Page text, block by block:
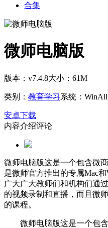
合集
微师电脑版
版本：v7.4.8大小：61M
类别： 教育学习系统：
安卓下载
内容介绍评论
微师电脑版这是一个包含微
是微师官方推出的专属Mac
广大广大教师们和机构们通
的视频录制和直播，而且微
的课程。
微师电脑版这是一个包